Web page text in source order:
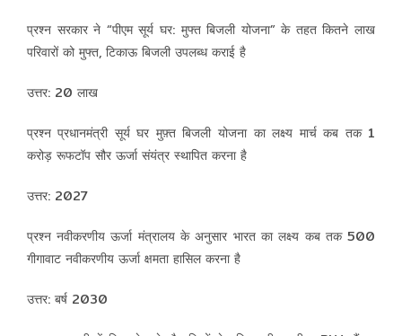
प्रश्न सरकार ने “पीएम सूर्य घर: मुफ्त बिजली योजना” के तहत कितने लाख
परिवारों को मुफ्त, टिकाऊ बिजली उपलब्ध कराई है
उत्तर: 20 लाख
प्रश्न प्रधानमंत्री सूर्य घर मुफ़्त बिजली योजना का लक्ष्य मार्च कब तक 1
करोड़ रूफटॉप सौर ऊर्जा संयंत्र स्थापित करना है
उत्तर: 2027
प्रश्न नवीकरणीय ऊर्जा मंत्रालय के अनुसार भारत का लक्ष्य कब तक 500
गीगावाट नवीकरणीय ऊर्जा क्षमता हासिल करना है
उत्तर: बर्ष 2030